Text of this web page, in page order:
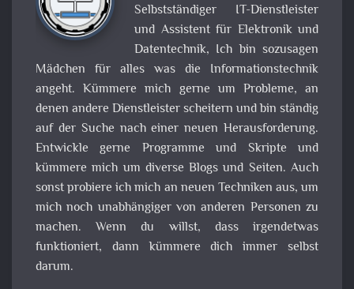
Selbstständiger IT-Dienstleister
und Assistent für Elektronik und
Datentechnik, Ich bin sozusagen
Mädchen für alles was die Informationstechnik
angeht. Kümmere mich gerne um Probleme, an
denen andere Dienstleister scheitern und bin ständig
auf der Suche nach einer neuen Herausforderung.
Entwickle gerne Programme und Skripte und
kümmere mich um diverse Blogs und Seiten. Auch
sonst probiere ich mich an neuen Techniken aus, um
mich noch unabhängiger von anderen Personen zu
machen. Wenn du willst, dass irgendetwas
funktioniert, dann kümmere dich immer selbst
darum.